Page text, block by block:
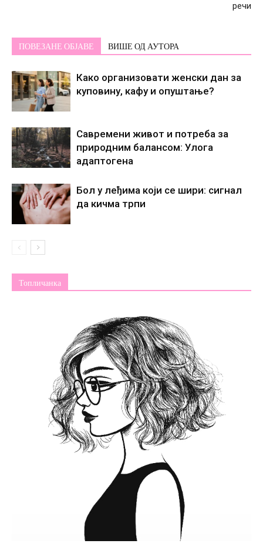
речи
ПОВЕЗАНЕ ОБЈАВЕ ВИШЕ ОД АУТОРА
Како организовати женски дан за
куповину, кафу и опуштање?
Савремени живот и потреба за
природним балансом: Улога
адаптогена
Бол у леђима који се шири: сигнал
да кичма трпи
Топличанка